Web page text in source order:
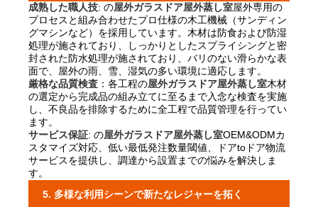
成熟した職人技: の屋外ガラスドア屋外蒸し室屋外専用の
プロセスと組み合わせたプロ仕様の木工機械（サンディン
グマシンなど）を採用しています。木材は防食および防湿
処理が施されており、しっかりとしたスプライシングと密
封された防水処理が施されており、バリのない滑らかな表
面で、屋外の雨、雪、湿気の多い環境に適応します。
厳格な品質検査 ：各工程の屋外ガラスドア屋外蒸し室木材
の選定から完成品の組み立てに至るまで入念な検査を実施
し、不良品を排除するために全工程で品質管理を行ってい
ます。
サービス保証: の屋外ガラスドア屋外蒸し室OEM&ODMカ
スタマイズ対応、低い最低発注数量閾値、ドアtoドア物流
サービスを提供し、調達から設置までの悩みを解決しま
す。
5. 多様な利用シーンで新たなレジャーを拓く